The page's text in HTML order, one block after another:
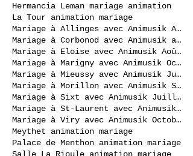
Hermancia Leman mariage animation
La Tour animation mariage
Mariage à Allinges avec Animusik Août 2020
Mariage à Corbonod avec Animusik avril 2023
Mariage à Eloise avec Animusik Août 2020
Mariage à Marigny avec Animusik Octobre 2020
Mariage à Mieussy avec Animusik Juillet 2020
Mariage à Morillon avec Animusik Septembre 2020
Mariage à Sixt avec Animusik Juillet 2020
Mariage à St-Laurent avec Animusik Septembre 2020
Mariage à Viry avec Animusik Octobre 2020
Meythet animation mariage
Palace de Menthon animation mariage
Salle La Rioule animation mariage